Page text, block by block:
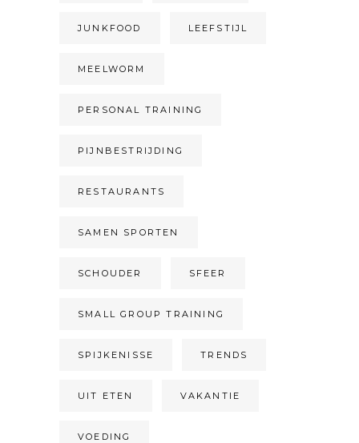
JUNKFOOD LEEFSTIJL
MEELWORM
PERSONAL TRAINING
PIJNBESTRIJDING
RESTAURANTS
SAMEN SPORTEN
SCHOUDER SFEER
SMALL GROUP TRAINING
SPIJKENISSE TRENDS
UIT ETEN VAKANTIE
VOEDING